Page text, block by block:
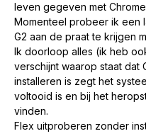
leven gegeven met
Momenteel probeer ik een
G2 aan de praat te krijgen
Ik doorloop alles (ik heb
verschijnt waarop staat dat
installeren is zegt het
voltooid is en bij het
vinden.
Flex uitproberen zonder